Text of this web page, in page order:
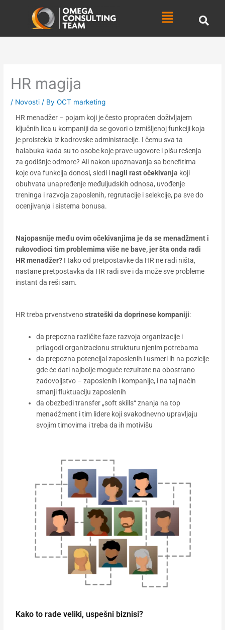
Menu
HR magija
/ Novosti / ByOCT marketing
HR menadžer – pojam koji je često propraćen doživljajem
ključnih lica u kompaniji da se govori o izmišljenoj funkciji koja
je proistekla iz kadrovske administracije. I čemu sva ta
halabuka kada su to osobe koje prave ugovore i pišu rešenja
za godišnje odmore? Ali nakon upoznavanja sa benefitima
koje ova funkcija donosi, sledi inagli rast očekivanja koji
obuhvata unapređenje međuljudskih odnosa, uvođenje
treninga i razvoja zaposlenih, regrutacije i selekcije, pa sve do
ocenjivanja i sistema bonusa.
Najopasnije među ovim očekivanjima je da se menadžment i
rukovodioci tim problemima više ne bave, jer šta onda radi
HR menadžer? I tako od pretpostavke da HR ne radi ništa,
nastane pretpostavka da HR radi sve i da može sve probleme
instant da reši sam.
HR treba prvenstvenostrateški da doprinese kompaniji:
da prepozna različite faze razvoja organizacije i
prilagodi organizacionu strukturu njenim potrebama
da prepozna potencijal zaposlenih i usmeri ih na pozicije
gde će dati najbolje moguće rezultate na obostrano
zadovoljstvo – zaposlenih i kompanije, i na taj način
smanji fluktuaciju zaposlenih
da obezbedi transfer „soft skills“ znanja na top
menadžment i tim lidere koji svakodnevno upravljaju
svojim timovima i treba da ih motivišu
Kako to rade veliki, uspešni biznisi?